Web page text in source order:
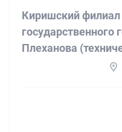
Киришский филиал
государственного
Плеханова